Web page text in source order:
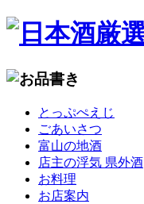
とっぷぺえじ
ごあいさつ
富山の地酒
店主の浮気 県外酒
お料理
お店案内